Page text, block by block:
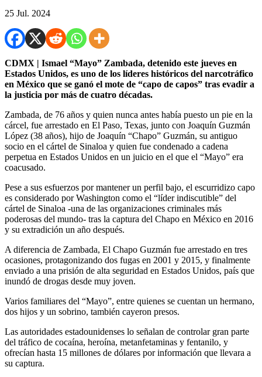
25 Jul. 2024
CDMX | Ismael “Mayo” Zambada, detenido este jueves en
Estados Unidos, es uno de los líderes históricos del narcotráfico
en México que se ganó el mote de “capo de capos” tras evadir a
la justicia por más de cuatro décadas.
Zambada, de 76 años y quien nunca antes había puesto un pie en la
cárcel, fue arrestado en El Paso, Texas, junto con Joaquín Guzmán
López (38 años), hijo de Joaquín “Chapo” Guzmán, su antiguo
socio en el cártel de Sinaloa y quien fue condenado a cadena
perpetua en Estados Unidos en un juicio en el que el “Mayo” era
coacusado.
Pese a sus esfuerzos por mantener un perfil bajo, el escurridizo capo
es considerado por Washington como el “líder indiscutible” del
cártel de Sinaloa -una de las organizaciones criminales más
poderosas del mundo- tras la captura del Chapo en México en 2016
y su extradición un año después.
A diferencia de Zambada, El Chapo Guzmán fue arrestado en tres
ocasiones, protagonizando dos fugas en 2001 y 2015, y finalmente
enviado a una prisión de alta seguridad en Estados Unidos, país que
inundó de drogas desde muy joven.
Varios familiares del “Mayo”, entre quienes se cuentan un hermano,
dos hijos y un sobrino, también cayeron presos.
Las autoridades estadounidenses lo señalan de controlar gran parte
del tráfico de cocaína, heroína, metanfetaminas y fentanilo, y
ofrecían hasta 15 millones de dólares por información que llevara a
su captura.